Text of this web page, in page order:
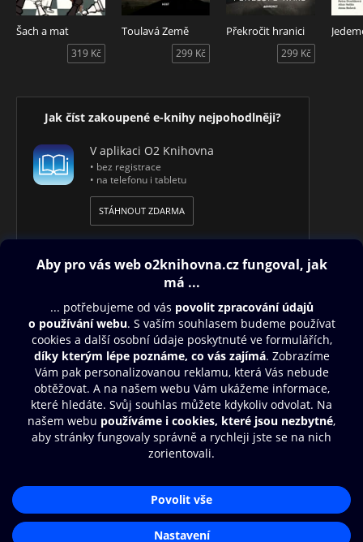
Šach a mat
319 Kč
Toulavá Země
299 Kč
Překročit hranici
299 Kč
Jak číst zakoupené e-knihy nejpohodlněji?
V aplikaci O2 Knihovna
• bez registrace
• na telefonu i tabletu
STÁHNOUT ZDARMA
Obsah ke stažení
Moje O2 Knihovna
Další zábava
© O2 Czech Republic a.s.
Přístupnost
Zásady zpracování osobních údajůAplikace O2 Knihovna
Čti a poslouchej své e-knihy a